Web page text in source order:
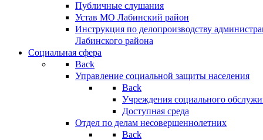
Публичные слушания
Устав МО Лабинский район
Инструкция по делопроизводству
Лабинского района
Социальная сфера
Back
Управление социальной защиты населения
Back
Учреждения социального
Доступная среда
Отдел по делам несовершеннолетних
Back